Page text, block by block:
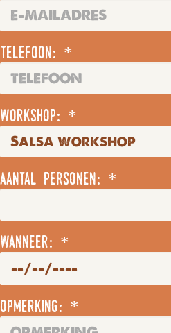
telefoon: *
workshop: *
aantal personen: *
wanneer: *
opmerking: *